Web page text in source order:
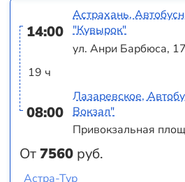
14:00
19 ч
08:00
От7560 руб.
Астрахань,
"Кувырок"
ул. Анри Барбюса,
Лазаревское,
Вокзал"
Привокзальная
Астра-Тур